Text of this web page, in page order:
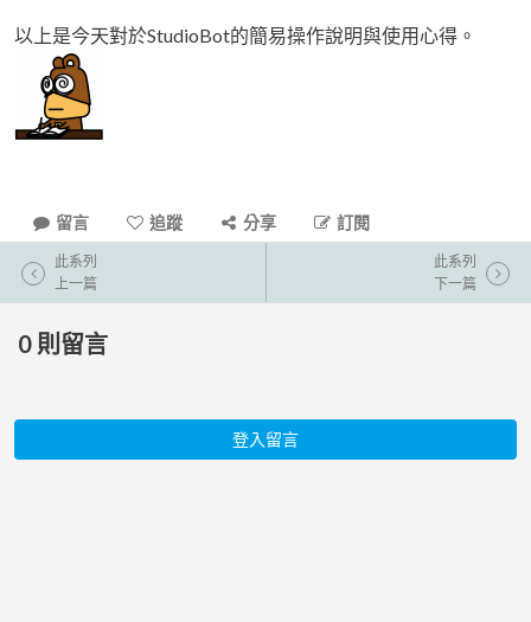
以上是今天對於StudioBot的簡易操作說明與使用心得。
留言 追蹤 分享 訂閱
此系列
上一篇
此系列
下一篇
0 則留言
登入留言